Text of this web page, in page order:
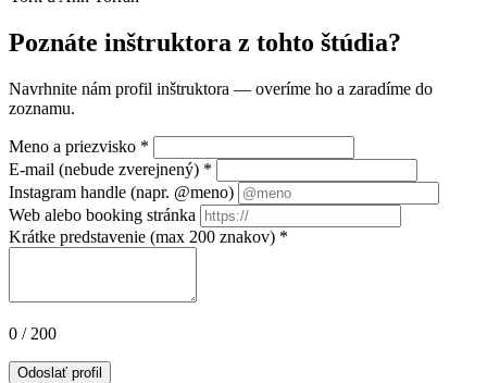
Poznáte inštruktora z tohto štúdia?
Navrhnite nám profil inštruktora — overíme ho a zaradíme do
zoznamu.
Meno a priezvisko *
E-mail (nebude zverejnený) *
Instagram handle (napr. @meno)
Web alebo booking stránka
Krátke predstavenie (max 200 znakov) *
0 / 200
Odoslať profil